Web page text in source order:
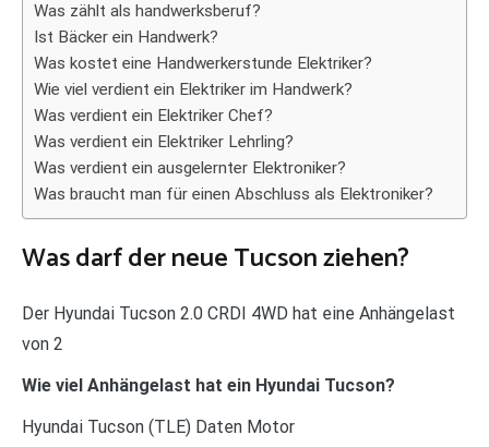
Was zählt als handwerksberuf?
Ist Bäcker ein Handwerk?
Was kostet eine Handwerkerstunde Elektriker?
Wie viel verdient ein Elektriker im Handwerk?
Was verdient ein Elektriker Chef?
Was verdient ein Elektriker Lehrling?
Was verdient ein ausgelernter Elektroniker?
Was braucht man für einen Abschluss als Elektroniker?
Was darf der neue Tucson ziehen?
Der Hyundai Tucson 2.0 CRDI 4WD hat eine Anhängelast
von 2
Wie viel Anhängelast hat ein Hyundai Tucson?
Hyundai Tucson (TLE) Daten Motor